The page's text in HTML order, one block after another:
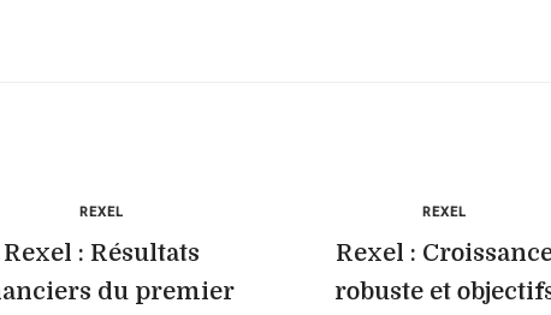
REXEL
Rexel : Résultats
du premier
REXEL
Rexel :
robuste et